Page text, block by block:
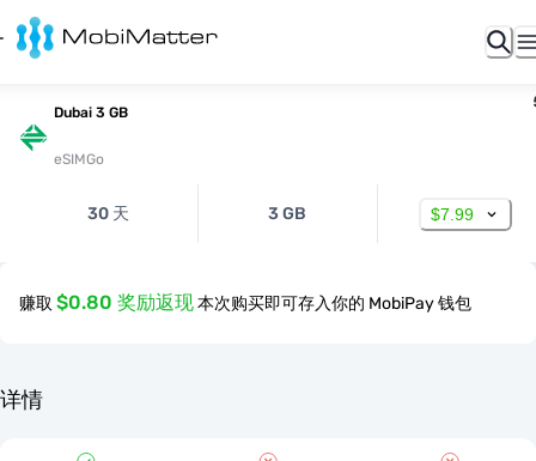
Dubai 3 GB
eSIMGo
30 天 3 GB $7.99
赚取 $0.80 奖励返现本次购买即可存入你的 MobiPay 钱包
详情